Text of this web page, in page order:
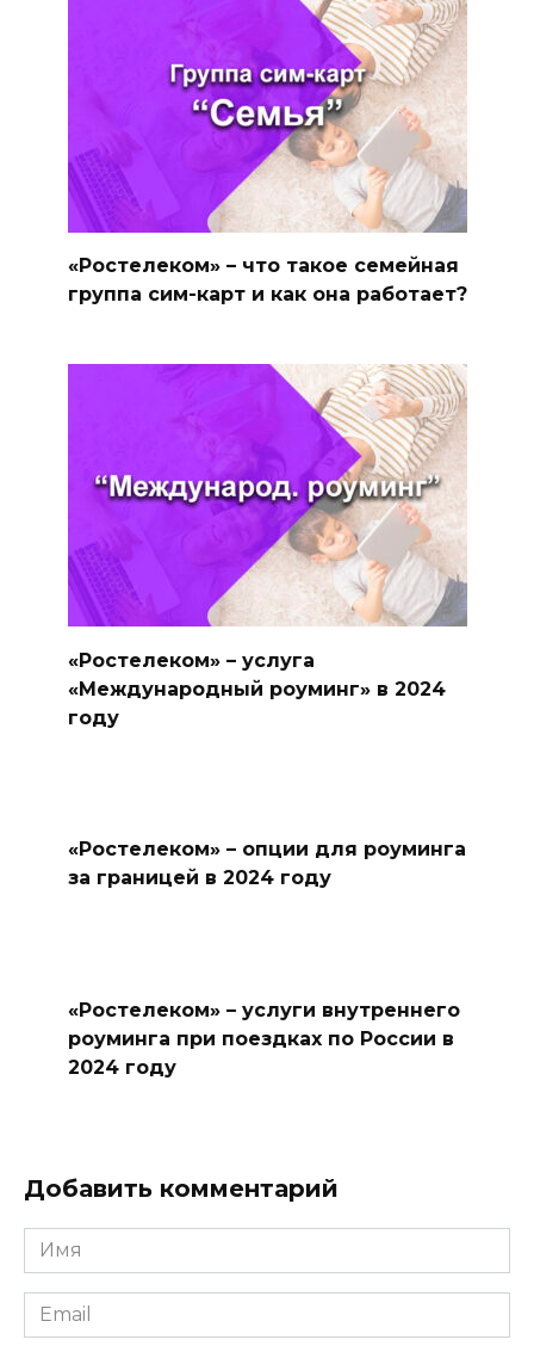
«Ростелеком» – что такое семейная
группа сим-карт и как она работает?
«Ростелеком» – услуга
«Международный роуминг» в 2024
году
«Ростелеком» – опции для роуминга
за границей в 2024 году
«Ростелеком» – услуги внутреннего
роуминга при поездках по России в
2024 году
Добавить комментарий
Имя
*
Email
*